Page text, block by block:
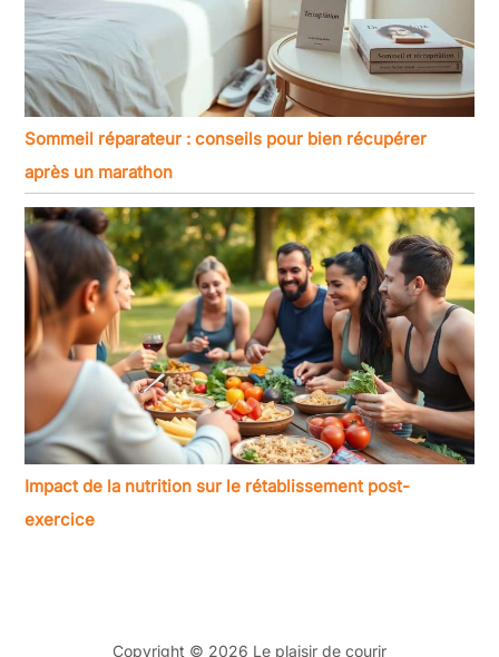
Sommeil réparateur : conseils pour bien récupérer
après un marathon
Impact de la nutrition sur le rétablissement post-
exercice
Copyright © 2026 Le plaisir de courir